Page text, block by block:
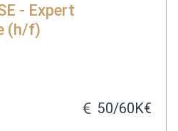
- Expert
(h/f)
50/60K€